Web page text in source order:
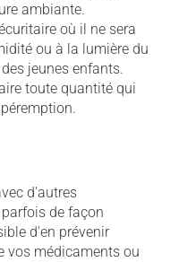
ambiante.
où il ne sera
ou à la lumière du
jeunes enfants.
toute quantité qui
d'autres
de façon
d'en prévenir
vos médicaments ou